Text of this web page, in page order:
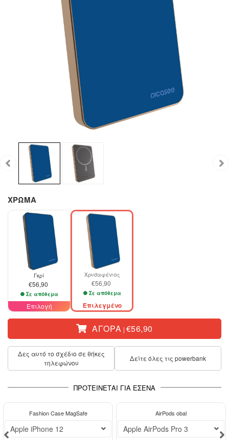
ΧΡΩΜΑ
Γκρί
€56,90
Σε απόθεμα
Επιλογή
Χρυσαφένιος
€56,90
Σε απόθεμα
Επιλεγμένο
ΑΓΟΡΆ | €56,90
Δες αυτό το σχέδιο σε θήκες
τηλεφώνου
Δείτε όλες τις powerbank
ΠΡΟΤΕΊΝΕΤΑΙ ΓΙΑ ΕΣΈΝΑ
Fashion Case MagSafe
Apple iPhone 12
AirPods obal
Apple AirPods Pro 3